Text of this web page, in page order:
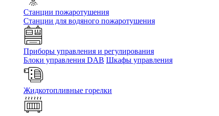
Станции пожаротушения
Станции для водяного пожаротушения
Приборы управления и регулирования
Блоки управления DAB Шкафы управления
Жидкотопливные горелки